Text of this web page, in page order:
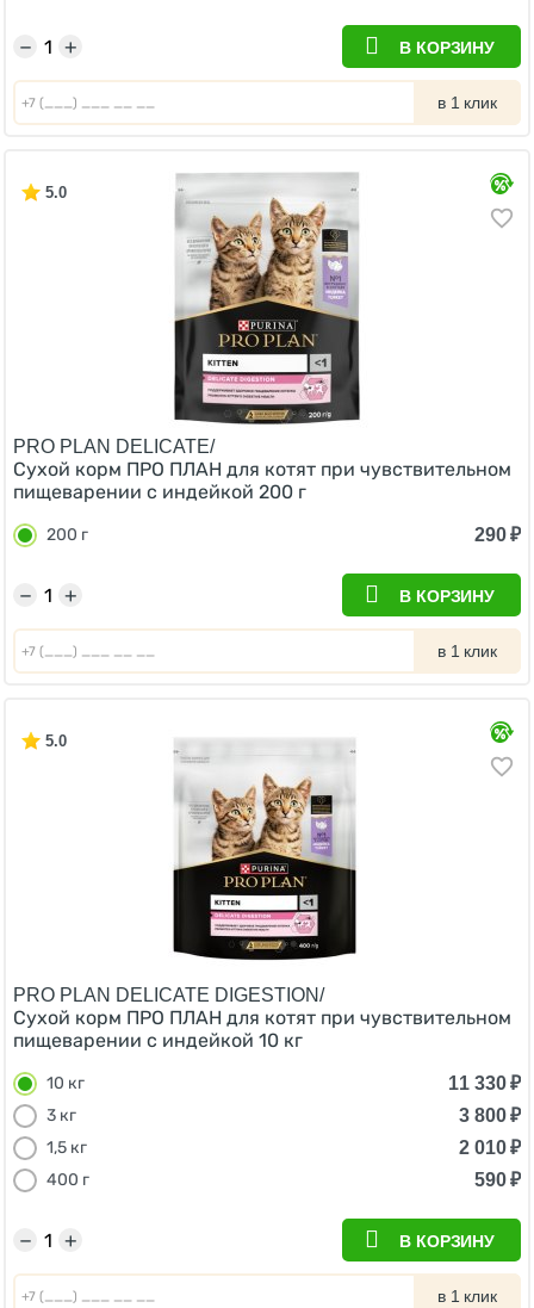
+
− В КОРЗИНУ
в 1 клик
5.0
PRO PLAN DELICATE/
Сухой корм ПРО ПЛАН для котят при чувствительном
пищеварении с индейкой 200 г
200 г 290₽
+
− В КОРЗИНУ
в 1 клик
5.0
PRO PLAN DELICATE DIGESTION/
Сухой корм ПРО ПЛАН для котят при чувствительном
пищеварении с индейкой 10 кг
10 кг 11 330₽
3 кг
3 800₽
1,5 кг
2 010₽
400 г
590₽
+
− В КОРЗИНУ
в 1 клик